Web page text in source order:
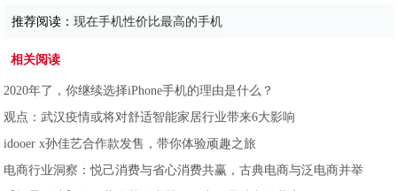
推荐阅读：现在手机性价比最高的手机
相关阅读
2020年了，你继续选择iPhone手机的理由是什么？
观点：武汉疫情或将对舒适智能家居行业带来6大影响
idooer x孙佳艺合作款发售，带你体验顽趣之旅
电商行业洞察：悦己消费与省心消费共赢，古典电商与泛电商并举